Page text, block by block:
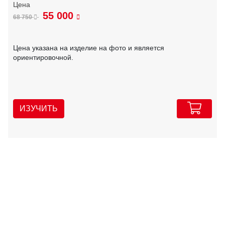
68 750 55 000
Цена указана на изделие на фото и является
ориентировочной.
ИЗУЧИТЬ